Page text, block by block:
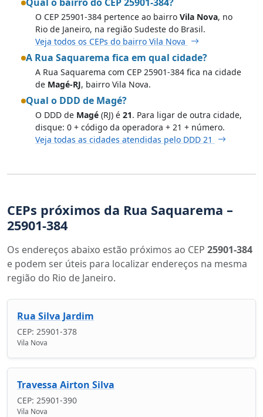
O CEP 25901-384 pertence ao bairro Vila Nova, no
Rio de Janeiro, na região Sudeste do Brasil.
Veja todos os CEPs do bairro Vila Nova
A Rua Saquarema fica em qual cidade?
A Rua Saquarema com CEP 25901-384 fica na cidade
de Magé-RJ, bairro Vila Nova.
Qual o DDD de Magé?
O DDD de Magé (RJ) é 21. Para ligar de outra cidade,
disque: 0 + código da operadora + 21 + número.
Veja todas as cidades atendidas pelo DDD 21
CEPs próximos da Rua Saquarema –
25901-384
Os endereços abaixo estão próximos ao CEP 25901-384
e podem ser úteis para localizar endereços na mesma
região do Rio de Janeiro.
Rua Silva Jardim
CEP: 25901-378
Vila Nova
Travessa Airton Silva
CEP: 25901-390
Vila Nova